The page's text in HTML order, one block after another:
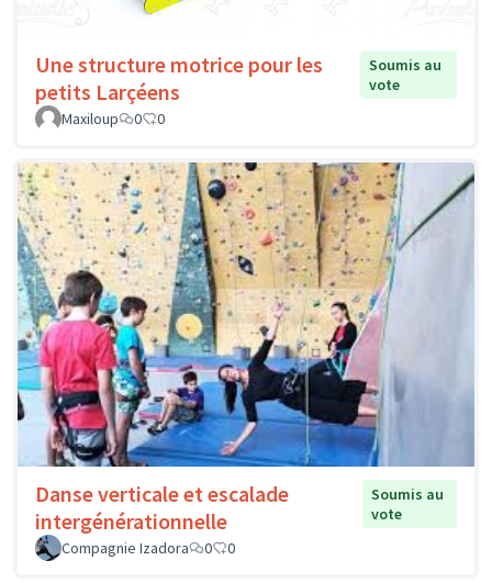
Une structure motrice pour les
petits Larçéens
Soumis au
vote
Maxiloup
0 0
Danse verticale et escalade
intergénérationnelle
Soumis au
vote
Compagnie Izadora
0 0